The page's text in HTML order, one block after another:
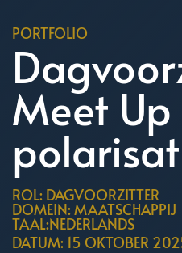
PORTFOLIO
Meet
ROL: DAGVOORZITTER
DOMEIN: MAATSCHAPPIJ
TAAL:NEDERLANDS
DATUM: 15 OKTOBER